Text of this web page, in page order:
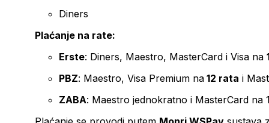
Diners
Plaćanje na rate:
Erste: Diners, Maestro, MasterCard i Visa na
PBZ: Maestro, Visa Premium na 12 rata i
ZABA: Maestro jednokratno i MasterCard na